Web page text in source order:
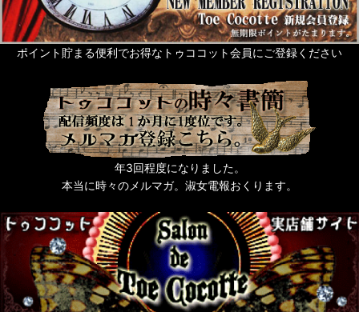
Rose de Reficul et Guiggles
サシェ・芳香剤・入浴剤他
タッセル
猫なもの
うさぎなもの
梟ーふくろうー
zoo 色々動物なもの
薔薇なもの。
ポイント貯まる便利でお得なトゥココット会員にご登録ください
年3回程度になりました。
本当に時々のメルマガ。淑女電報おくります。